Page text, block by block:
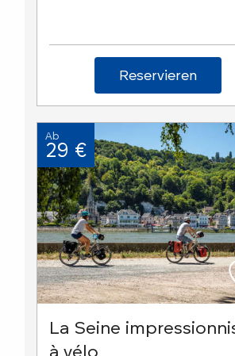
Reservieren
Ab
29 €
La Seine
à vélo